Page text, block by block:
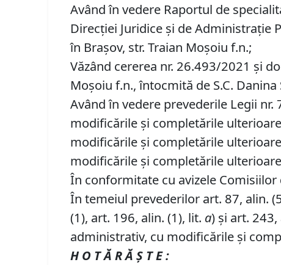
Având în vedere Raportul de
Direcţiei Juridice şi de Administraţie
în Brașov, str. Traian Moșoiu f.n.;
Văzând cererea nr. 26.493/2021 și
Moșoiu f.n., întocmită de S.C.
Având în vedere prevederile Legii
modificările și completările
modificările și completările
modificările și completările
În conformitate cu avizele Comisiilor
În temeiul prevederilor art. 87, alin.
(1), art. 196, alin. (1), lit. a) și art. 243,
administrativ, cu modificările și
H O T Ă R Ă Ş T E :